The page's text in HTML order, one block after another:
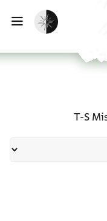
تفعيل الوضع المظلم
T-S